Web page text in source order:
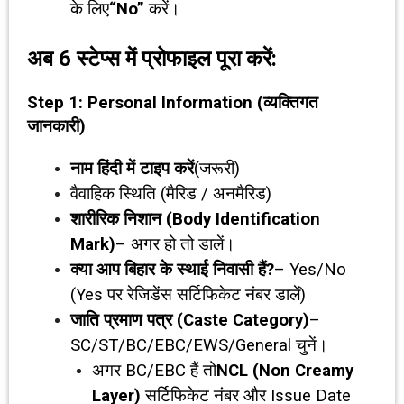
के लिए“No” करें।
अब 6स्टेप्स में प्रोफाइल पूरा करें:
Step 1: Personal Information (व्यक्तिगत
जानकारी)
नाम हिंदी में टाइप करें(जरूरी)
वैवाहिक स्थिति (मैरिड / अनमैरिड)
शारीरिक निशान (Body Identification
Mark)– अगर हो तो डालें।
क्या आप बिहार के स्थाई निवासी हैं?– Yes/No
(Yes पर रेजिडेंस सर्टिफिकेट नंबर डालें)
जाति प्रमाण पत्र (Caste Category)–
SC/ST/BC/EBC/EWS/General चुनें।
अगर BC/EBC हैं तोNCL (Non Creamy
Layer) सर्टिफिकेट नंबर और Issue Date